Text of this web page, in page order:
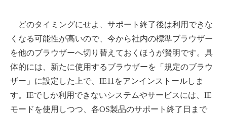
どのタイミングにせよ、サポート終了後は利用できな
くなる可能性が高いので、今から社内の標準ブラウザー
を他のブラウザーへ切り替えておくほうが賢明です。具
体的には、新たに使用するブラウザーを「規定のブラウ
ザー」に設定した上で、IE11をアンインストールしま
す。IEでしか利用できないシステムやサービスには、IE
モードを使用しつつ、各OS製品のサポート終了日まで